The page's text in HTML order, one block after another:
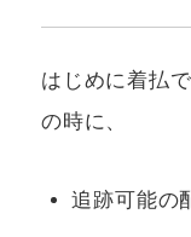
はじめに着払
の時に、
追跡可能の